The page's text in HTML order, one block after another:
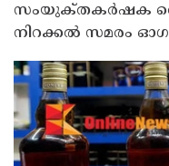
സംയുക്‌തകർഷക
നിറക്കൽ സമരം